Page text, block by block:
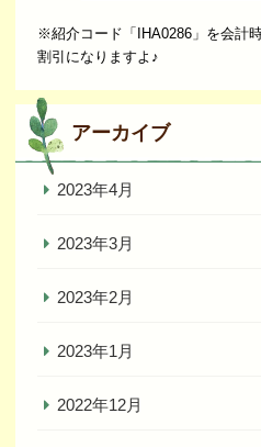
※紹介コード「IHA0286」を会計
割引になりますよ♪
アーカイブ
2023年4月
2023年3月
2023年2月
2023年1月
2022年12月